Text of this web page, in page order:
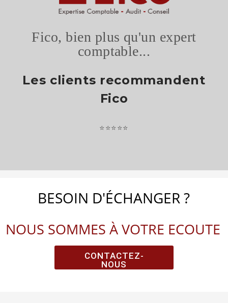
Fico, bien plus qu'un expert
comptable...
Les clients recommandent
Fico
⭐⭐⭐⭐⭐
BESOIN D'ÉCHANGER ?
NOUS SOMMES À VOTRE ECOUTE
CONTACTEZ-
NOUS
TEST 1